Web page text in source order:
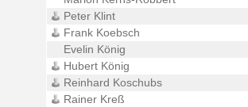
Peter Klint
Frank Koebsch
Evelin König
Hubert König
Reinhard Koschubs
Rainer Kreß